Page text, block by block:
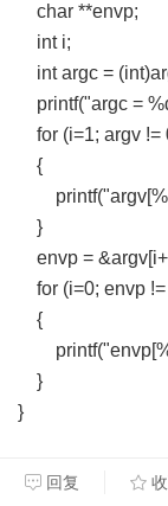
char **envp;
int i;
int argc =
printf("argc =
for (i=1; argv !=
{
}
envp =
for (i=0; envp !=
{
}
}
void回复